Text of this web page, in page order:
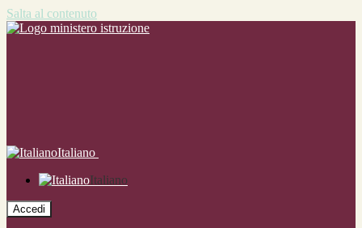
Salta al contenuto
Italiano
Italiano
Accedi